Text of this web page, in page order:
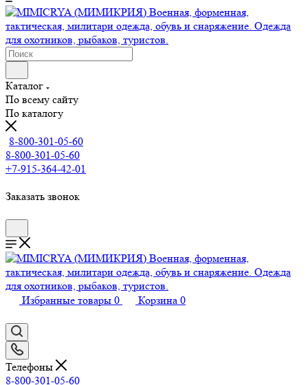
Каталог
По всему сайту
По каталогу
8-800-301-05-60
8-800-301-05-60
+7-915-364-42-01
Заказать звонок
Избранные товары 0 Корзина 0
Телефоны
8-800-301-05-60